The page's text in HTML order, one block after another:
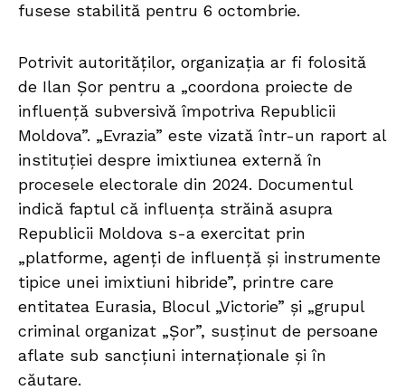
fusese stabilită pentru 6 octombrie.
Potrivit autorităților, organizația ar fi folosită
de Ilan Șor pentru a „coordona proiecte de
influență subversivă împotriva Republicii
Moldova”. „Evrazia” este vizată într-un raport al
instituției despre imixtiunea externă în
procesele electorale din 2024. Documentul
indică faptul că influența străină asupra
Republicii Moldova s-a exercitat prin
„platforme, agenți de influență și instrumente
tipice unei imixtiuni hibride”, printre care
entitatea Eurasia, Blocul „Victorie” și „grupul
criminal organizat „Șor”, susținut de persoane
aflate sub sancțiuni internaționale și în
căutare.